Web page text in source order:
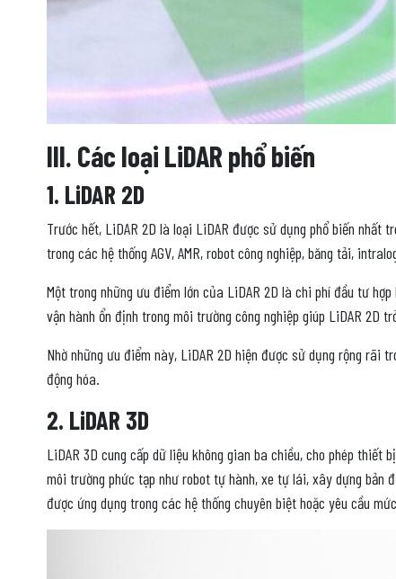
III. Các loại LiDAR phổ biến
1. LiDAR 2D
Trước hết, LiDAR 2D là loại LiDAR được sử dụng phổ biến nhất
trong các hệ thống AGV, AMR, robot công nghiệp, băng tải,
Một trong những ưu điểm lớn của LiDAR 2D là chi phí đầu tư
vận hành ổn định trong môi trường công nghiệp giúp LiDAR 2D
Nhờ những ưu điểm này, LiDAR 2D hiện được sử dụng rộng rãi
động hóa.
2. LiDAR 3D
LiDAR 3D cung cấp dữ liệu không gian ba chiều, cho phép
môi trường phức tạp như robot tự hành, xe tự lái, xây dựng bản
được ứng dụng trong các hệ thống chuyên biệt hoặc yêu cầu